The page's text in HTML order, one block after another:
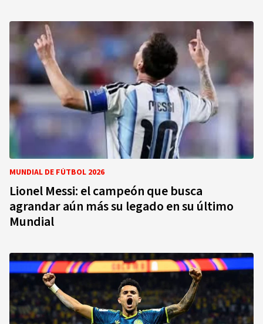
MUNDIAL DE FÚTBOL 2026
Lionel Messi: el campeón que busca
agrandar aún más su legado en su último
Mundial